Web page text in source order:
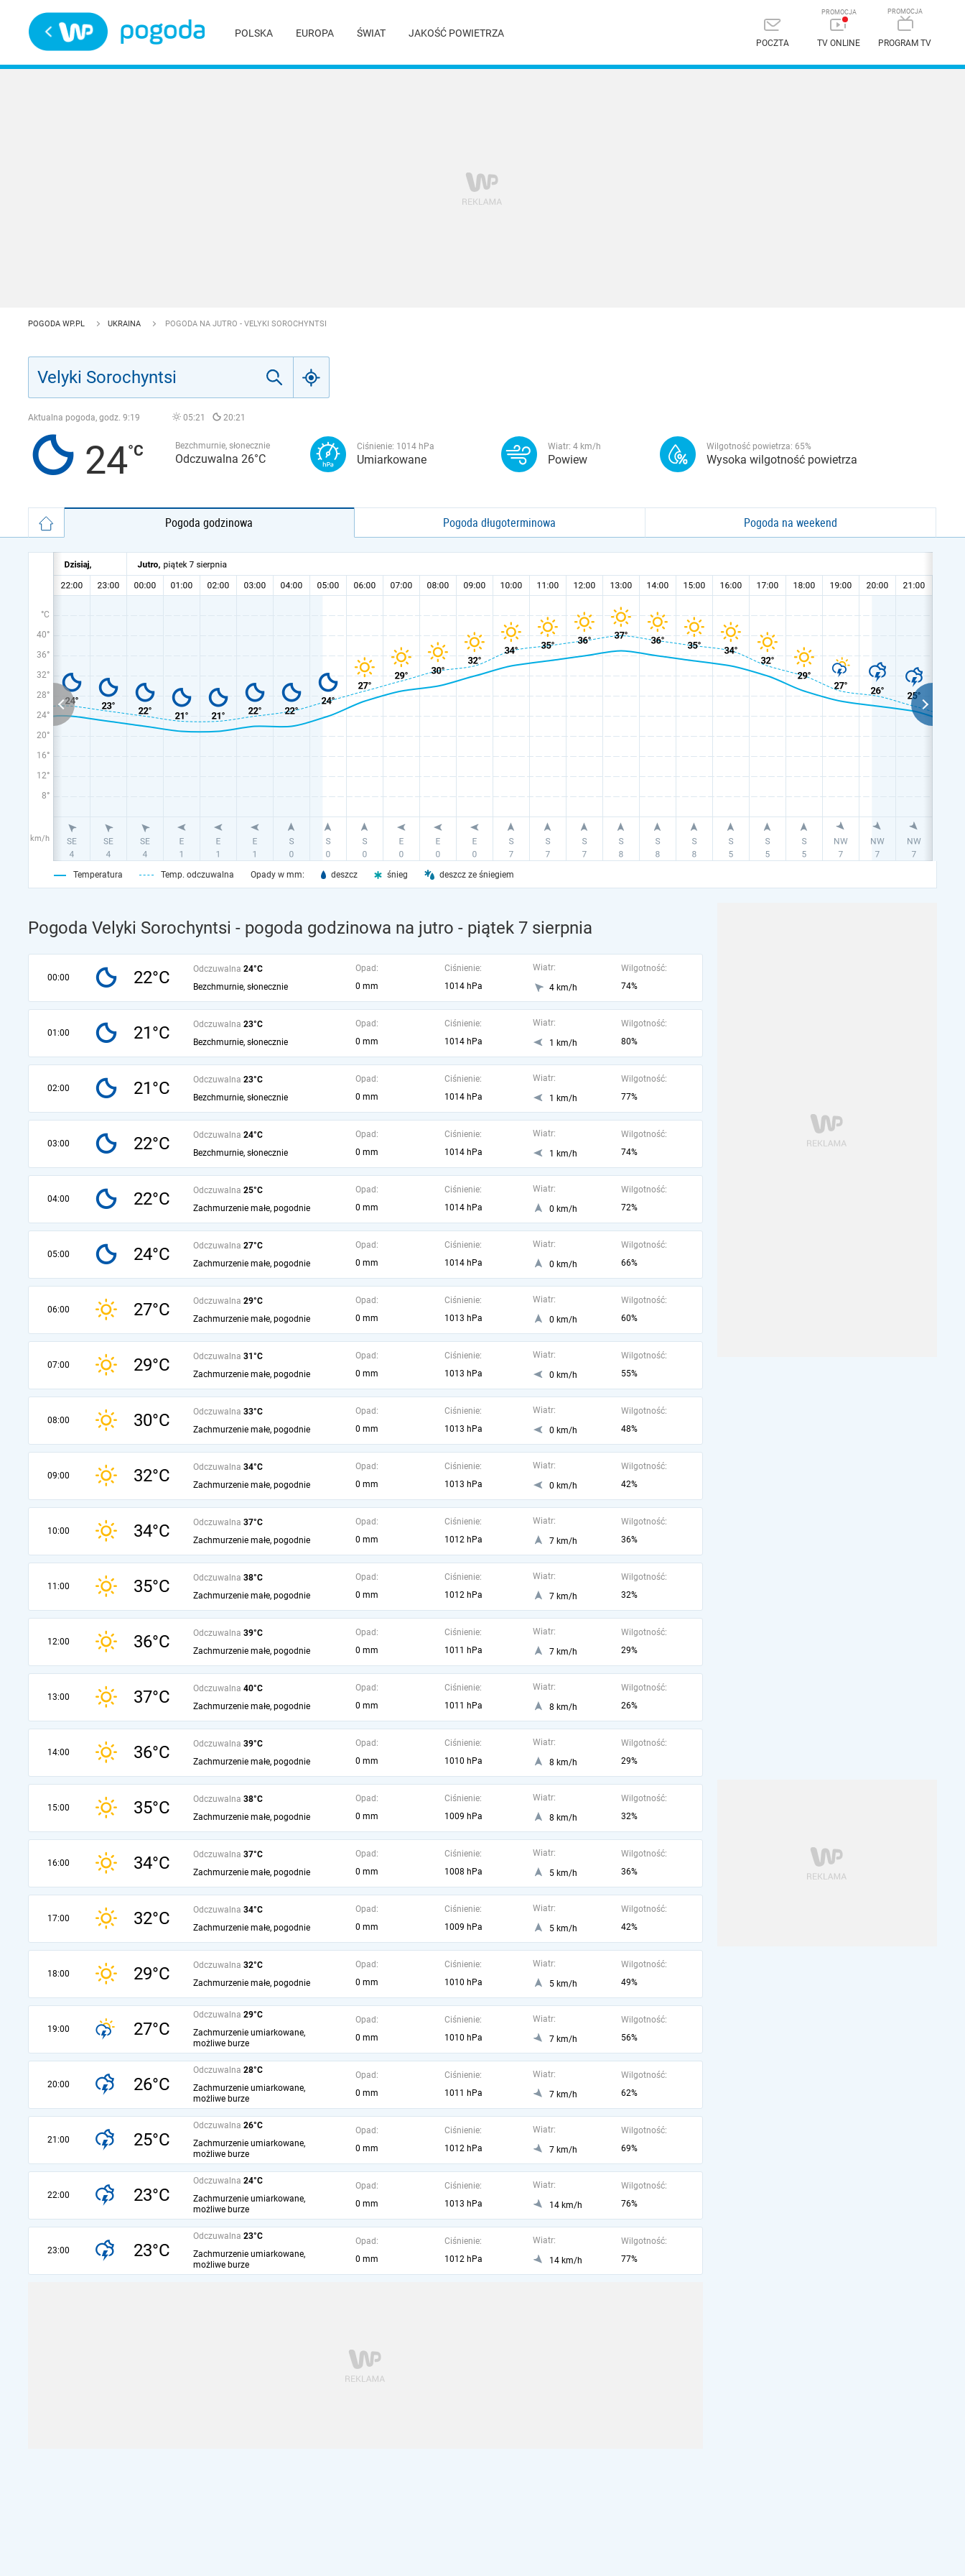
POLSKA EUROPA ŚWIAT JAKOŚĆ POWIETRZA
POCZTA TV ONLINE PROGRAM TV
POGODA WP.PL UKRAINA POGODA NA JUTRO - VELYKI SOROCHYNTSI
Aktualna pogoda, godz. 9:19 05:21 20:21
24 Bezchmurnie, słonecznie
Odczuwalna 26°C
Ciśnienie: 1014 hPa
Umiarkowane
Wiatr: 4 km/h
Powiew
Wilgotność powietrza: 65%
Wysoka wilgotność powietrza
Pogoda godzinowa Pogoda długoterminowa Pogoda na weekend
°C
40°
36°
32°
28°
24°
20°
16°
12°
8°
km/h
Temperatura Temp. odczuwalna Opady w mm: deszcz śnieg deszcz ze śniegiem
Pogoda Velyki Sorochyntsi - pogoda godzinowa na jutro - piątek 7 sierpnia
00:00 22°C Odczuwalna 24°C
Bezchmurnie, słonecznie
Opad:
0 mm
Ciśnienie:
1014 hPa
Wiatr:
4 km/h
Wilgotność:
74%
01:00 21°C Odczuwalna 23°C
Bezchmurnie, słonecznie
Opad:
0 mm
Ciśnienie:
1014 hPa
Wiatr:
1 km/h
Wilgotność:
80%
02:00 21°C Odczuwalna 23°C
Bezchmurnie, słonecznie
Opad:
0 mm
Ciśnienie:
1014 hPa
Wiatr:
1 km/h
Wilgotność:
77%
03:00 22°C Odczuwalna 24°C
Bezchmurnie, słonecznie
Opad:
0 mm
Ciśnienie:
1014 hPa
Wiatr:
1 km/h
Wilgotność:
74%
04:00 22°C Odczuwalna 25°C
Zachmurzenie małe, pogodnie
Opad:
0 mm
Ciśnienie:
1014 hPa
Wiatr:
0 km/h
Wilgotność:
72%
05:00 24°C Odczuwalna 27°C
Zachmurzenie małe, pogodnie
Opad:
0 mm
Ciśnienie:
1014 hPa
Wiatr:
0 km/h
Wilgotność:
66%
06:00 27°C Odczuwalna 29°C
Zachmurzenie małe, pogodnie
Opad:
0 mm
Ciśnienie:
1013 hPa
Wiatr:
0 km/h
Wilgotność:
60%
07:00 29°C Odczuwalna 31°C
Zachmurzenie małe, pogodnie
Opad:
0 mm
Ciśnienie:
1013 hPa
Wiatr:
0 km/h
Wilgotność:
55%
08:00 30°C Odczuwalna 33°C
Zachmurzenie małe, pogodnie
Opad:
0 mm
Ciśnienie:
1013 hPa
Wiatr:
0 km/h
Wilgotność:
48%
09:00 32°C Odczuwalna 34°C
Zachmurzenie małe, pogodnie
Opad:
0 mm
Ciśnienie:
1013 hPa
Wiatr:
0 km/h
Wilgotność:
42%
10:00 34°C Odczuwalna 37°C
Zachmurzenie małe, pogodnie
Opad:
0 mm
Ciśnienie:
1012 hPa
Wiatr:
7 km/h
Wilgotność:
36%
11:00 35°C Odczuwalna 38°C
Zachmurzenie małe, pogodnie
Opad:
0 mm
Ciśnienie:
1012 hPa
Wiatr:
7 km/h
Wilgotność:
32%
12:00 36°C Odczuwalna 39°C
Zachmurzenie małe, pogodnie
Opad:
0 mm
Ciśnienie:
1011 hPa
Wiatr:
7 km/h
Wilgotność:
29%
13:00 37°C Odczuwalna 40°C
Zachmurzenie małe, pogodnie
Opad:
0 mm
Ciśnienie:
1011 hPa
Wiatr:
8 km/h
Wilgotność:
26%
14:00 36°C Odczuwalna 39°C
Zachmurzenie małe, pogodnie
Opad:
0 mm
Ciśnienie:
1010 hPa
Wiatr:
8 km/h
Wilgotność:
29%
15:00 35°C Odczuwalna 38°C
Zachmurzenie małe, pogodnie
Opad:
0 mm
Ciśnienie:
1009 hPa
Wiatr:
8 km/h
Wilgotność:
32%
16:00 34°C Odczuwalna 37°C
Zachmurzenie małe, pogodnie
Opad:
0 mm
Ciśnienie:
1008 hPa
Wiatr:
5 km/h
Wilgotność:
36%
17:00 32°C Odczuwalna 34°C
Zachmurzenie małe, pogodnie
Opad:
0 mm
Ciśnienie:
1009 hPa
Wiatr:
5 km/h
Wilgotność:
42%
18:00 29°C Odczuwalna 32°C
Zachmurzenie małe, pogodnie
Opad:
0 mm
Ciśnienie:
1010 hPa
Wiatr:
5 km/h
Wilgotność:
49%
19:00 27°C
Odczuwalna 29°C
Zachmurzenie umiarkowane,
możliwe burze
Opad:
0 mm
Ciśnienie:
1010 hPa
Wiatr:
7 km/h
Wilgotność:
56%
20:00 26°C
Odczuwalna 28°C
Zachmurzenie umiarkowane,
możliwe burze
Opad:
0 mm
Ciśnienie:
1011 hPa
Wiatr:
7 km/h
Wilgotność:
62%
21:00 25°C
Odczuwalna 26°C
Zachmurzenie umiarkowane,
możliwe burze
Opad:
0 mm
Ciśnienie:
1012 hPa
Wiatr:
7 km/h
Wilgotność:
69%
22:00 23°C
Odczuwalna 24°C
Zachmurzenie umiarkowane,
możliwe burze
Opad:
0 mm
Ciśnienie:
1013 hPa
Wiatr:
14 km/h
Wilgotność:
76%
23:00 23°C
Odczuwalna 23°C
Zachmurzenie umiarkowane,
możliwe burze
Opad:
0 mm
Ciśnienie:
1012 hPa
Wiatr:
14 km/h
Wilgotność:
77%